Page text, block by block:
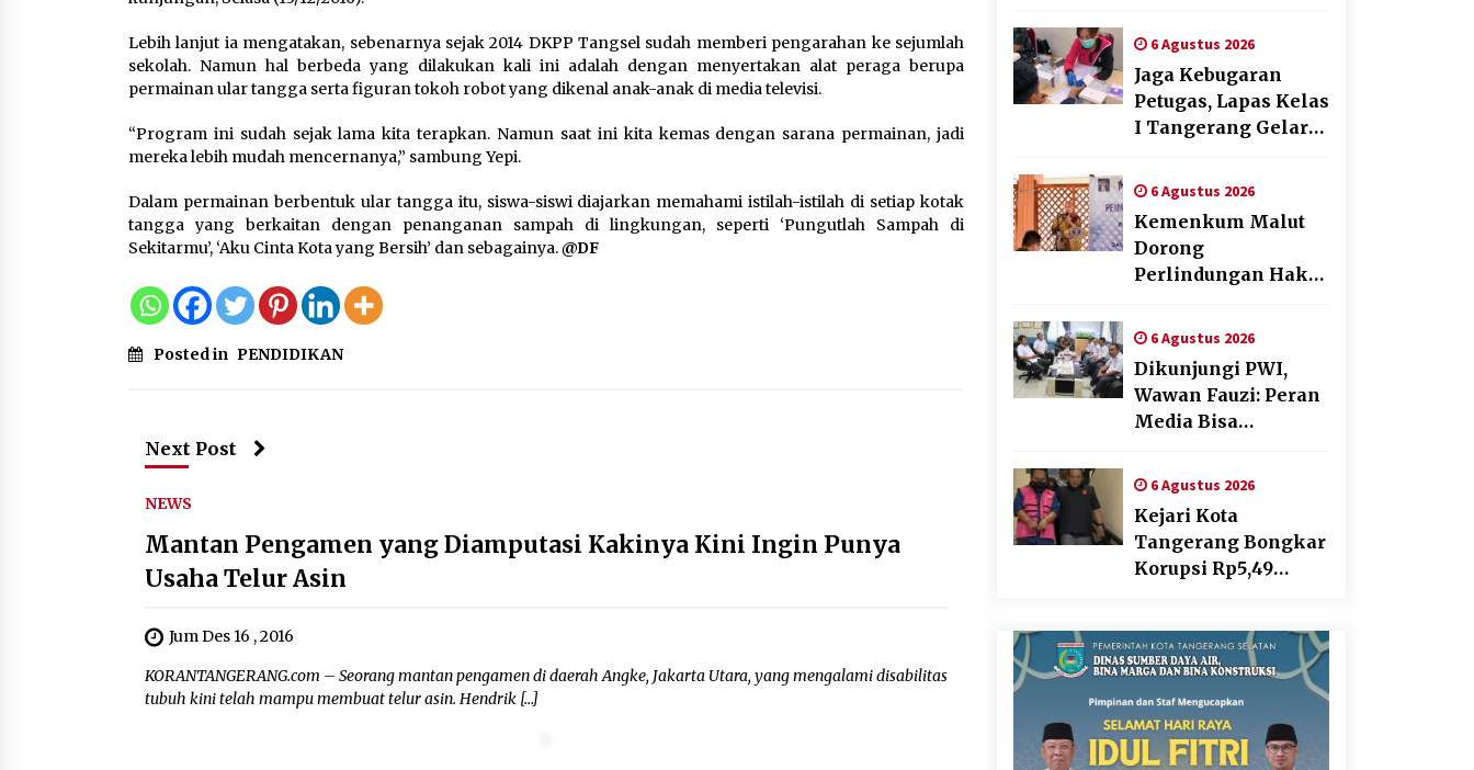
Lebih lanjut ia mengatakan, sebenarnya sejak 2014 DKPP Tangsel sudah memberi pengarahan ke sejumlah
sekolah. Namun hal berbeda yang dilakukan kali ini adalah dengan menyertakan alat peraga berupa
permainan ular tangga serta figuran tokoh robot yang dikenal anak-anak di media televisi.
“Program ini sudah sejak lama kita terapkan. Namun saat ini kita kemas dengan sarana permainan, jadi
mereka lebih mudah mencernanya,” sambung Yepi.
Dalam permainan berbentuk ular tangga itu, siswa-siswi diajarkan memahami istilah-istilah di setiap kotak
tangga yang berkaitan dengan penanganan sampah di lingkungan, seperti ‘Pungutlah Sampah di
Sekitarmu’, ‘Aku Cinta Kota yang Bersih’ dan sebagainya.@DF
Posted in PENDIDIKAN
Next Post
NEWS
Mantan Pengamen yang Diamputasi Kakinya Kini Ingin Punya
Usaha Telur Asin
Jum Des 16 , 2016
KORANTANGERANG.com – Seorang mantan pengamen di daerah Angke, Jakarta Utara, yang mengalami disabilitas
tubuh kini telah mampu membuat telur asin. Hendrik […]
Pendampingan
Pembuatan Spanduk
Sebagai Upaya
Memperkuat
Pemasaran UMKM
6 Agustus 2026
Jaga Kebugaran
Petugas, Lapas Kelas
I Tangerang Gelar
Gratis dan Skrining
TB Lanjutan
6 Agustus 2026
Kemenkum Malut
Dorong
Perlindungan Hak
Digital,
Sosialisasikan
Pencatatan Gratis
dan Penguatan
Royalti
6 Agustus 2026
Dikunjungi PWI,
Wawan Fauzi: Peran
Media Bisa
hingga Fatal
6 Agustus 2026
Kejari Kota
Tangerang Bongkar
Korupsi Rp5,49
VP Angkasa Pura
Kargo Ditahan